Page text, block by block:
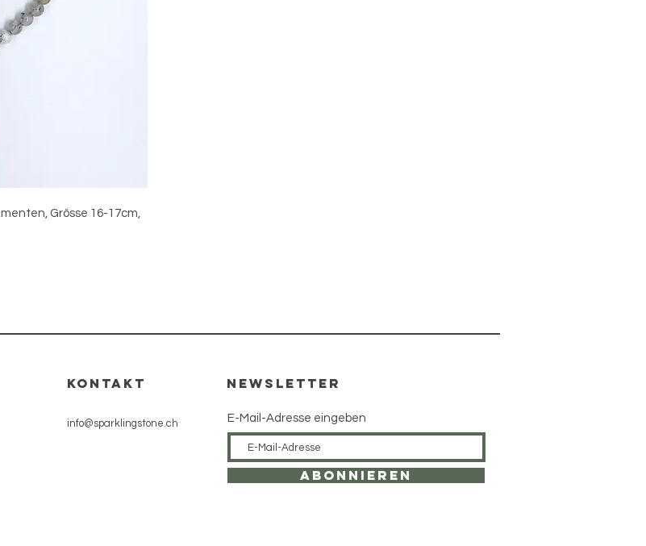
Grösse 16-17cm,
KONTAKT
info@sparklingstone.ch
NEWSLETTER
E-Mail-Adresse eingeben
Abonnieren